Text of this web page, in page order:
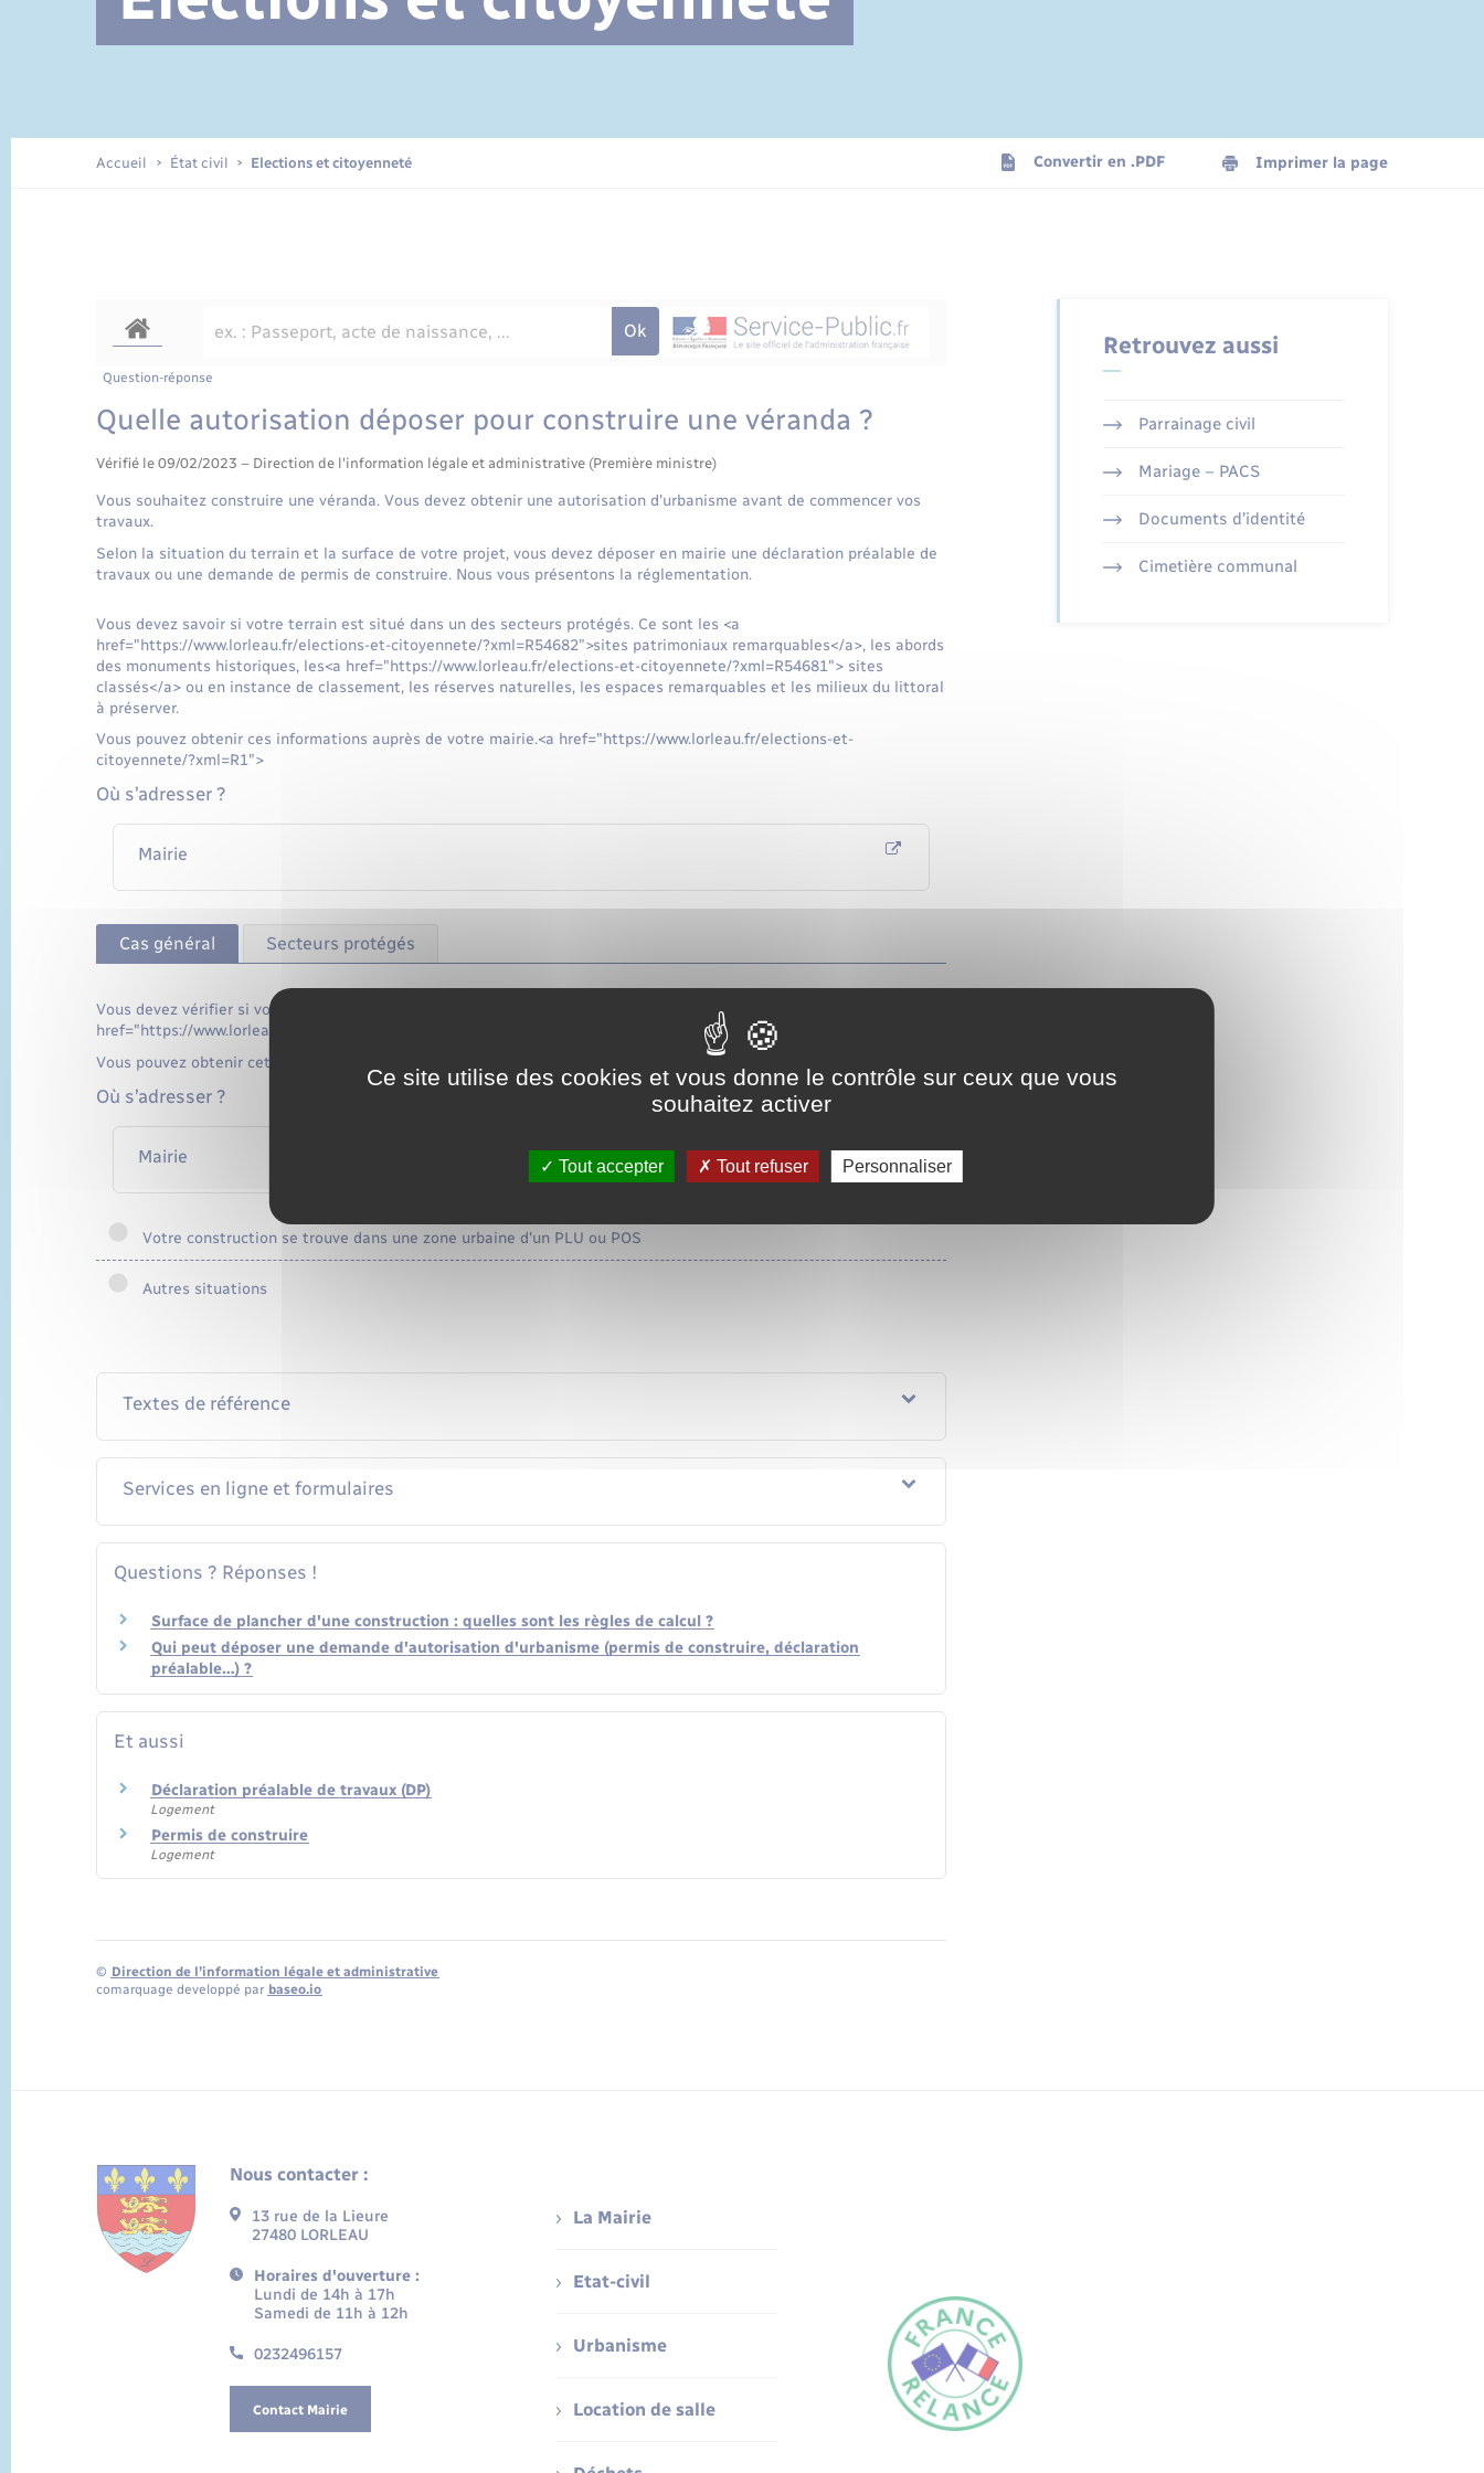
Documents d’identité Cimetière communal
Accueil État civil Elections et citoyenneté Convertir en .PDF Imprimer la page
Question-réponse
Quelle autorisation déposer pour construire une véranda ?
Vérifié le 09/02/2023 – Direction de l'information légale et administrative (Première ministre)
Vous souhaitez construire une véranda. Vous devez obtenir une autorisation d'urbanisme avant de commencer vos
travaux.
Selon la situation du terrain et la surface de votre projet, vous devez déposer en mairie une déclaration préalable de
travaux ou une demande de permis de construire. Nous vous présentons la réglementation.
Vous devez savoir si votre terrain est situé dans un des secteurs protégés. Ce sont les <a
href="https://www.lorleau.fr/elections-et-citoyennete/?xml=R54682">sites patrimoniaux remarquables</a>, les abords
des monuments historiques, les<a href="https://www.lorleau.fr/elections-et-citoyennete/?xml=R54681"> sites
classés</a> ou en instance de classement, les réserves naturelles, les espaces remarquables et les milieux du littoral
à préserver.
Vous pouvez obtenir ces informations auprès de votre mairie.<a href="https://www.lorleau.fr/elections-et-
citoyennete/?xml=R1">
Où s’adresser ?
Mairie
Cas général Secteurs protégés
Vous devez vérifier si votre construction se trouve dans une zone urbaine d'une commune couverte par un <a
href="https://www.lorleau.fr/elections-et-citoyennete/?xml=R60418">PLU</a> ou un plan d'occupation des sol (POS).
Vous pouvez obtenir cette information auprès de votre mairie.
Où s’adresser ?
Mairie
Votre construction se trouve dans une zone urbaine d'un PLU ou POS
Autres situations
Textes de référence
Services en ligne et formulaires
Questions ? Réponses !
Surface de plancher d'une construction : quelles sont les règles de calcul ?
Qui peut déposer une demande d'autorisation d'urbanisme (permis de construire, déclaration
préalable…) ?
Et aussi
Déclaration préalable de travaux (DP)
Logement
Permis de construire
Logement
© Direction de l’information légale et administrative
comarquage developpé par baseo.io
Retrouvez aussi
Parrainage civil
Mariage – PACS
Documents d’identité
Cimetière communal
Nous contacter :
13 rue de la Lieure
27480 LORLEAU
Horaires d'ouverture :
Lundi de 14h à 17h
Samedi de 11h à 12h
0232496157
Contact Mairie
La Mairie
Etat-civil
Urbanisme
Location de salle
Ce site utilise des cookies et vous donne le contrôle sur ceux que vous
souhaitez activer
Tout accepter Tout refuser Personnaliser